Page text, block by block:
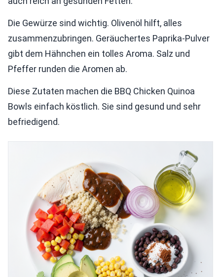
Die Gewürze sind wichtig. Olivenöl hilft, alles
zusammenzubringen. Geräuchertes Paprika-Pulver
gibt dem Hähnchen ein tolles Aroma. Salz und
Pfeffer runden die Aromen ab.
Diese Zutaten machen die BBQ Chicken Quinoa
Bowls einfach köstlich. Sie sind gesund und sehr
befriedigend.